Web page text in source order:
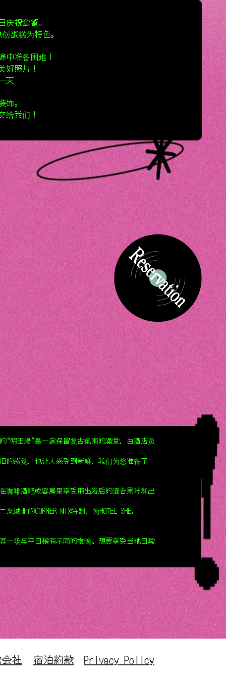
祝套餐。
创蛋糕为特色。
中准备困难！
好照片！
天
。
给我们！
的“明田湯”是一家保留复古氛围的澡堂，由酒店员
的感觉，也让人感受到新鲜，我们为您准备了一
咖啡酒吧或客房里享受用出浴后的混合果汁和出
城北的CORNER MIX特制，为HOTEL SHE,
一场与平日稍有不同的夜晚。想要享受当地日常
社 宿泊約款 Privacy Policy